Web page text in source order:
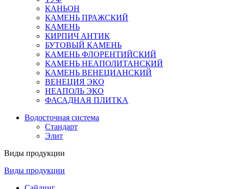
КАНЬОН
КАМЕНЬ ПРАЖСКИЙ
КАМЕНЬ
КИРПИЧ АНТИК
БУТОВЫЙ КАМЕНЬ
КАМЕНЬ ФЛОРЕНТИЙСКИЙ
КАМЕНЬ НЕАПОЛИТАНСКИЙ
КАМЕНЬ ВЕНЕЦИАНСКИЙ
ВЕНЕЦИЯ ЭКО
НЕАПОЛЬ ЭКО
ФАСАДНАЯ ПЛИТКА
Водосточная система
Стандарт
Элит
Виды продукции
Виды продукции